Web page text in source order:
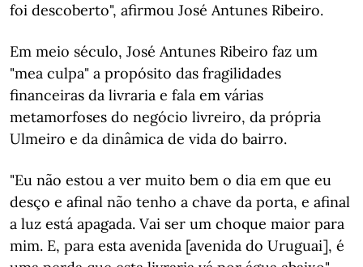
foi descoberto", afirmou José Antunes Ribeiro.
Em meio século, José Antunes Ribeiro faz um
"mea culpa" a propósito das fragilidades
financeiras da livraria e fala em várias
metamorfoses do negócio livreiro, da própria
Ulmeiro e da dinâmica de vida do bairro.
"Eu não estou a ver muito bem o dia em que eu
desço e afinal não tenho a chave da porta, e afinal
a luz está apagada. Vai ser um choque maior para
mim. E, para esta avenida [avenida do Uruguai], é